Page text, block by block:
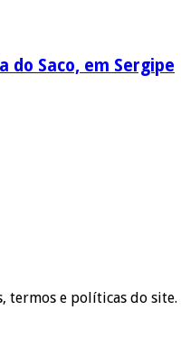
do Saco, em Sergipe
termos e políticas do site.